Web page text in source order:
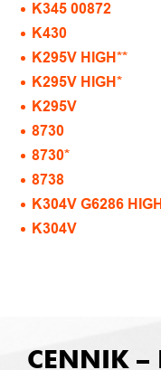
K345 00872
K430
K295V HIGH**
K295V HIGH*
K295V
8730
8730*
8738
K304V G6286
K304V
CENNIK –